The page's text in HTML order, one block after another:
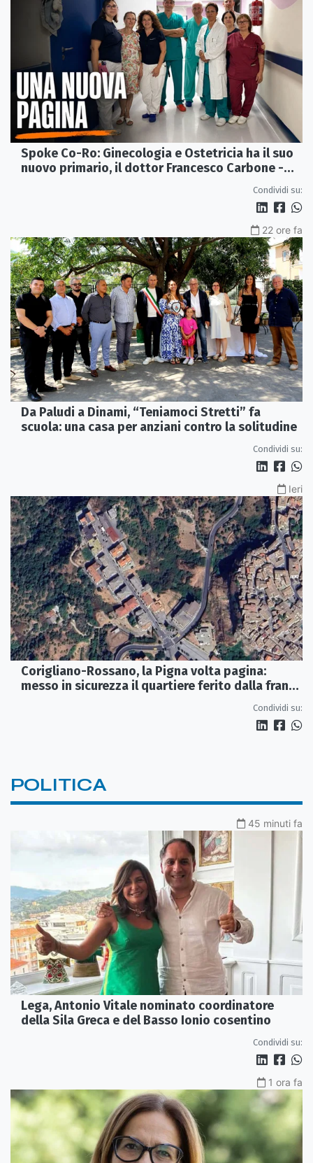
Spoke Co-Ro: Ginecologia e Ostetricia ha il suo
nuovo primario, il dottor Francesco Carbone -
Condividi su:
22 ore fa
Da Paludi a Dinami, “Teniamoci Stretti” fa
scuola: una casa per anziani contro la solitudine
Condividi su:
Ieri
Corigliano-Rossano, la Pigna volta pagina:
messo in sicurezza il quartiere ferito dalla frana
Condividi su:
POLITICA
45 minuti fa
Lega, Antonio Vitale nominato coordinatore
della Sila Greca e del Basso Ionio cosentino
Condividi su:
1 ora fa